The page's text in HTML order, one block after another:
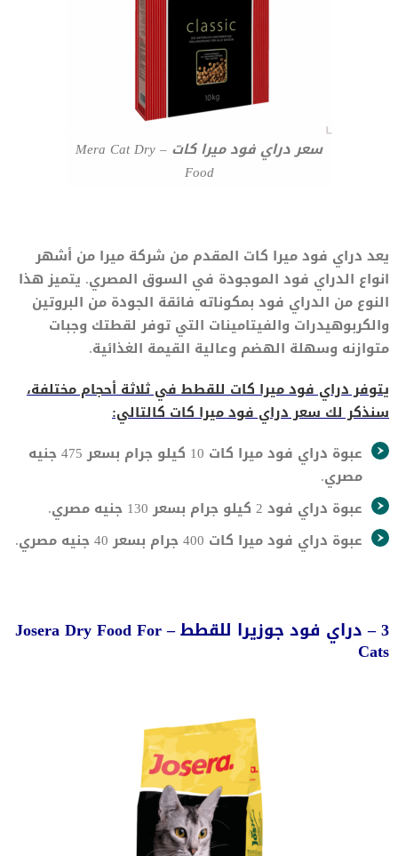
سعر دراي فود ميرا كات – Mera Cat Dry
Food
يعد دراي فود ميرا كات المقدم من شركة ميرا من أشهر
انواع الدراي فود الموجودة في السوق المصري. يتميز هذا
النوع من الدراي فود بمكوناته فائقة الجودة من البروتين
والكربوهيدرات والفيتامينات التي توفر لقطتك وجبات
متوازنه وسهلة الهضم وعالية القيمة الغذائية.
يتوفر دراي فود ميرا كات للقطط في ثلاثة أحجام مختلفة،
سنذكر لك سعر دراي فود ميرا كات كالتالي:
عبوة دراي فود ميرا كات 10 كيلو جرام بسعر 475 جنيه
مصري.
عبوة دراي فود 2 كيلو جرام بسعر 130 جنيه مصري.
عبوة دراي فود ميرا كات 400 جرام بسعر 40 جنيه مصري.
3 – دراي فود جوزيرا للقطط – Josera Dry Food For
Cats